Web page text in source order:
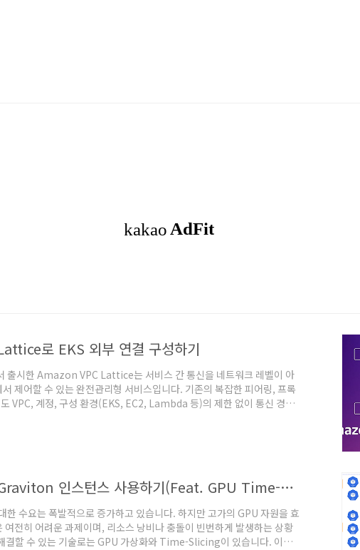
로 EKS 외부 연결 구성하기
출시한 Amazon VPC Lattice는 서비스 간 통신을 네트워크 레벨이 아
제어할 수 있는 완전관리형 서비스입니다. 기존의 복잡한 피어링, 프록
VPC, 계정, 구성 환경(EKS, EC2, Lambda 등)의 제한 없이 통신 경로
network/client-server-communication/ Amazon VPC
AWS EKS에서 Graviton 인스턴스 사용하기(Feat. GPU Time-Slicing)
한 수요는 폭발적으로 증가하고 있습니다. 하지만 고가의 GPU 자원을 효
여전히 어려운 과제이며, 리소스 낭비나 충돌이 빈번하게 발생하는 상황
결할 수 있는 기술로는 GPU 가상화와 Time-Slicing이 있습니다. 이번